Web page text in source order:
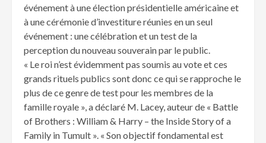
événement à une élection présidentielle américaine et
à une cérémonie d’investiture réunies en un seul
événement : une célébration et un test de la
perception du nouveau souverain par le public.
« Le roi n’est évidemment pas soumis au vote et ces
grands rituels publics sont donc ce qui se rapproche le
plus de ce genre de test pour les membres de la
famille royale », a déclaré M. Lacey, auteur de « Battle
of Brothers : William & Harry – the Inside Story of a
Family in Tumult ». « Son objectif fondamental est